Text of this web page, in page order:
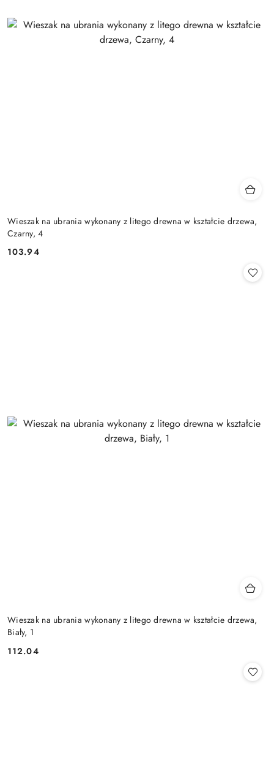
Wieszak na ubrania wykonany z litego drewna w kształcie drzewa,
Czarny, 4
Cena:
103.94
Wieszak na ubrania wykonany z litego drewna w kształcie drzewa,
Biały, 1
Cena:
112.04